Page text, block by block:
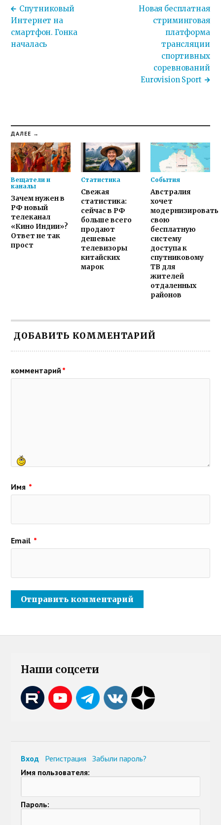
Спутниковый
Интернет на
смартфон. Гонка
началась
Новая бесплатная
стриминговая
платформа
трансляции
спортивных
соревнований
Eurovision Sport
ДАЛЕЕ →
Вещатели и
каналы
Зачем нужен в
РФ новый
телеканал
«Кино Индии»?
Ответ не так
прост
Статистика
Свежая
статистика:
сейчас в РФ
больше всего
продают
дешевые
телевизоры
китайских
марок
События
Австралия
хочет
модернизировать
свою
бесплатную
систему
доступа к
спутниковому
ТВ для
жителей
отдаленных
районов
ДОБАВИТЬ КОММЕНТАРИЙ
комментарий *
Имя *
Email *
Наши соцсети
Вход Регистрация
Забыли пароль?
Имя пользователя:
Пароль: